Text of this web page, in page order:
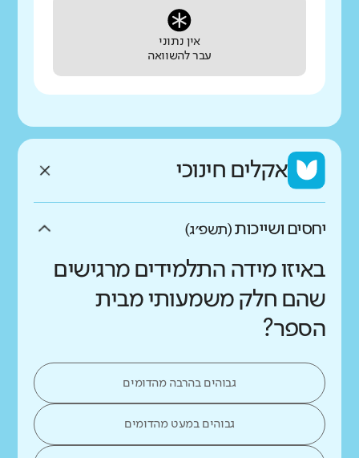
אין נתוני
עבר להשוואה
אקלים חינוכי
יחסים ושייכות(תשפ״ג)
באיזו מידה התלמידים מרגישים
שהם חלק משמעותי מבית
הספר?
גבוהים בהרבה מהדומים
גבוהים במעט מהדומים